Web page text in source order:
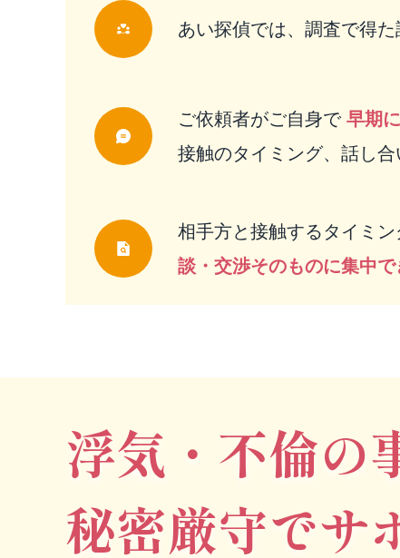
あい探偵では、調査で得
ご依頼者がご自身で 早期
接触のタイミング、話し
相手方と接触するタイミ
談・交渉そのものに集中で
浮気・不倫の
秘密厳守でサ